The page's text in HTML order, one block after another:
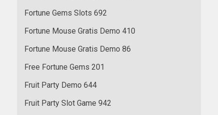
Fortune Gems Slots 692
Fortune Mouse Gratis Demo 410
Fortune Mouse Gratis Demo 86
Free Fortune Gems 201
Fruit Party Demo 644
Fruit Party Slot Game 942